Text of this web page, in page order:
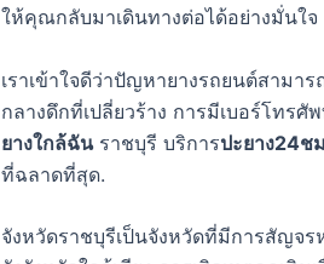
ให้คุณกลับมาเดินทางต่อได้อย่างมั่นใจ
เราเข้าใจดีว่าปัญหายางรถยนต์สามา
กลางดึกที่เปลี่ยวร้าง การมีเบอร์โทร
ยางใกล้ฉันราชบุรี บริการปะยาง24ช
ที่ฉลาดที่สุด.
จังหวัดราชบุรีเป็นจังหวัดที่มีการสัญจ